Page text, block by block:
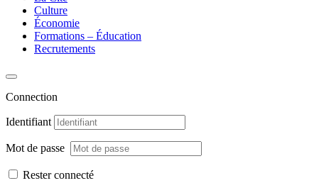
Culture
Économie
Formations – Éducation
Recrutements
Connection
Identifiant
Mot de passe
Rester connecté